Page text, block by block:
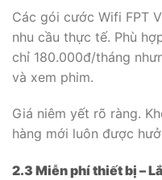
Các gói cước Wifi FPT
nhu cầu thực tế. Phù
chỉ 180.000đ/tháng
và xem phim.
Giá niêm yết rõ ràng.
hàng mới luôn được
2.3 Miễn phí thiết bị –